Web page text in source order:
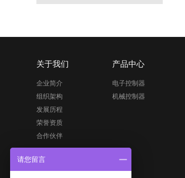
关于我们
企业简介
组织架构
发展历程
荣誉资质
合作伙伴
产品中心
电子控制器
机械控制器
请您留言